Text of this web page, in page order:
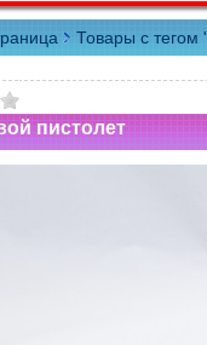
Товары с тегом
пистолет